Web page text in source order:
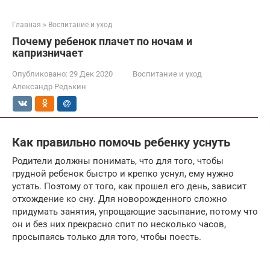
Главная » Воспитание и уход
Почему ребенок плачет по ночам и
капризничает
Опубликовано: 29 Дек 2020
Воспитание и уход
Александр Редькин
Как правильно помочь ребенку уснуть
Родители должны понимать, что для того, чтобы
грудной ребенок быстро и крепко уснул, ему нужно
устать. Поэтому от того, как прошел его день, зависит
отхождение ко сну. Для новорожденного сложно
придумать занятия, упрощающие засыпание, потому что
он и без них прекрасно спит по несколько часов,
просыпаясь только для того, чтобы поесть.